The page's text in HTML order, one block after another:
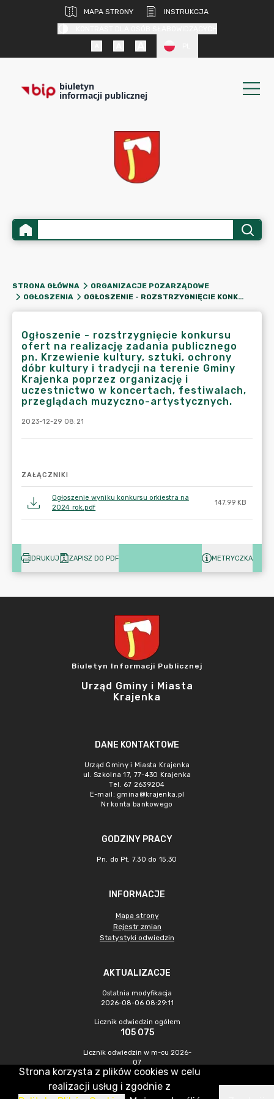
MAPA STRONY
INSTRUKCJA
biuletyn
informacji publicznej
STRONA GŁÓWNA
ORGANIZACJE POZARZĄDOWE
OGŁOSZENIA
OGŁOSZENIE - ROZSTRZYGNIĘCIE KONKURSU OFERT NA REALIZACJĘ ZADANIA PUBLICZNEGO PN. KRZEWIENIE KULTURY, SZTUKI, OCHRONY DÓBR KULTURY I TRADYCJI NA TERENIE GMINY KRAJENKA POPRZEZ ORGANIZACJĘ I UCZESTNICTWO W KONCERTACH, FESTIWALACH, PRZEGLĄDACH MUZYCZNO-ARTYSTYCZNYCH.
Ogłoszenie - rozstrzygnięcie konkursu
ofert na realizację zadania publicznego
pn. Krzewienie kultury, sztuki, ochrony
dóbr kultury i tradycji na terenie Gminy
Krajenka poprzez organizację i
uczestnictwo w koncertach, festiwalach,
przeglądach muzyczno-artystycznych.
2023-12-29 08:21
ZAŁĄCZNIKI
Ogłoszenie wyniku konkursu orkiestra na
2024 rok.pdf
147.99 KB
DRUKUJ ZAPISZ DO PDF METRYCZKA
Biuletyn Informacji Publicznej
Urząd Gminy i Miasta
Krajenka
DANE KONTAKTOWE
Urząd Gminy i Miasta Krajenka
ul. Szkolna 17, 77-430 Krajenka
Tel. 67 2639204
E-mail: gmina@krajenka.pl
Nr konta bankowego
GODZINY PRACY
Pn. do Pt. 7.30 do 15.30
INFORMACJE
Mapa strony
Rejestr zmian
Statystyki odwiedzin
AKTUALIZACJE
Ostatnia modyfikacja
2026-08-06 08:29:11
Licznik odwiedzin ogółem
105 075
Licznik odwiedzin w m-cu 2026-
07
451
Strona korzysta z plików cookies w celu
realizacji usług i zgodnie z